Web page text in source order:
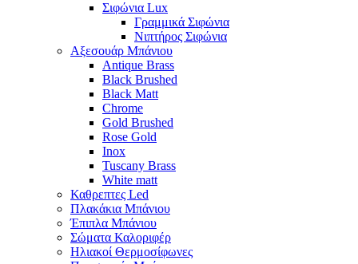
Σιφώνια Lux
Γραμμικά Σιφώνια
Νιπτήρος Σιφώνια
Αξεσουάρ Μπάνιου
Antique Brass
Black Brushed
Black Matt
Chrome
Gold Brushed
Rose Gold
Inox
Tuscany Brass
White matt
Καθρεπτες Led
Πλακάκια Μπάνιου
Έπιπλα Μπάνιου
Σώματα Καλοριφέρ
Ηλιακοί Θερμοσίφωνες